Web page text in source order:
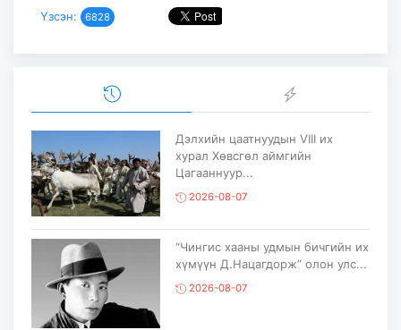
Үзсэн: 6828
Дэлхийн цаатнуудын VIII их
хурал Хөвсгөл аймгийн
Цагааннуур...
2026-08-07
“Чингис хааны удмын бичгийн их
хүмүүн Д.Нацагдорж” олон улс...
2026-08-07